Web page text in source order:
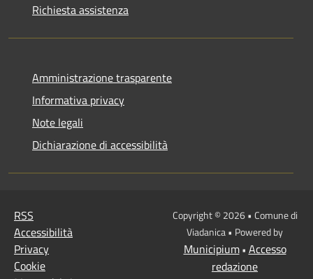
Richiesta assistenza
Amministrazione trasparente
Informativa privacy
Note legali
Dichiarazione di accessibilità
RSS
Accessibilità
Privacy
Cookie
Copyright © 2026 • Comune di
Viadanica • Powered by
Municipium• Accesso
redazione